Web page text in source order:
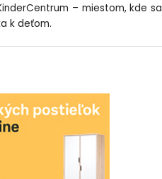
– miestom, kde sa
k deťom.